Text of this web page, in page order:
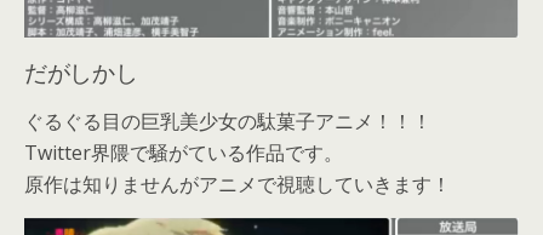
だがしかし
ぐるぐる目の巨乳美少女の駄菓子アニメ！！！
Twitter界隈で騒がている作品です。
原作は知りませんがアニメで視聴していきます！